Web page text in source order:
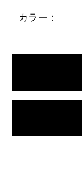
カラー：